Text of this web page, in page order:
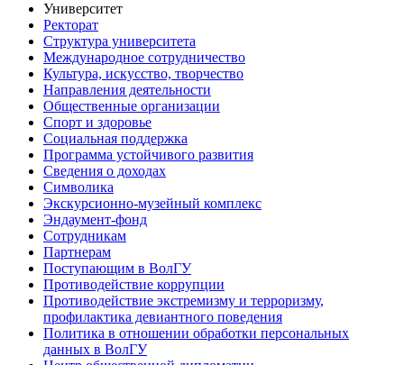
Университет
Ректорат
Структура университета
Международное сотрудничество
Культура, искусство, творчество
Направления деятельности
Общественные организации
Спорт и здоровье
Социальная поддержка
Программа устойчивого развития
Сведения о доходах
Символика
Экскурсионно-музейный комплекс
Эндаумент-фонд
Сотрудникам
Партнерам
Поступающим в ВолГУ
Противодействие коррупции
Противодействие экстремизму и терроризму,
профилактика девиантного поведения
Политика в отношении обработки персональных
данных в ВолГУ